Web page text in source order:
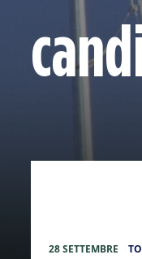
28 SETTEMBRE